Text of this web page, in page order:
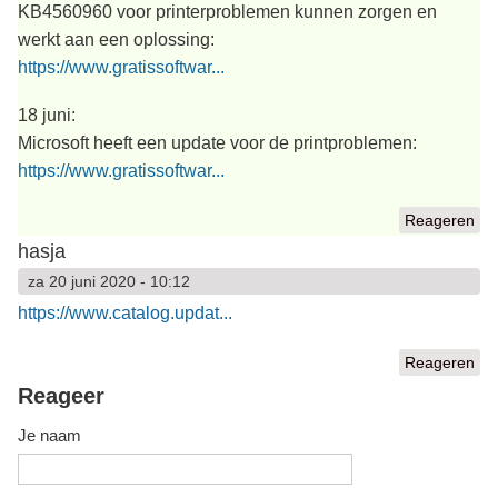
KB4560960 voor printerproblemen kunnen zorgen en
werkt aan een oplossing:
https://www.gratissoftwar...
18 juni:
Microsoft heeft een update voor de printproblemen:
https://www.gratissoftwar...
Reageren
hasja
za 20 juni 2020 - 10:12
https://www.catalog.updat...
Reageren
Reageer
Je naam